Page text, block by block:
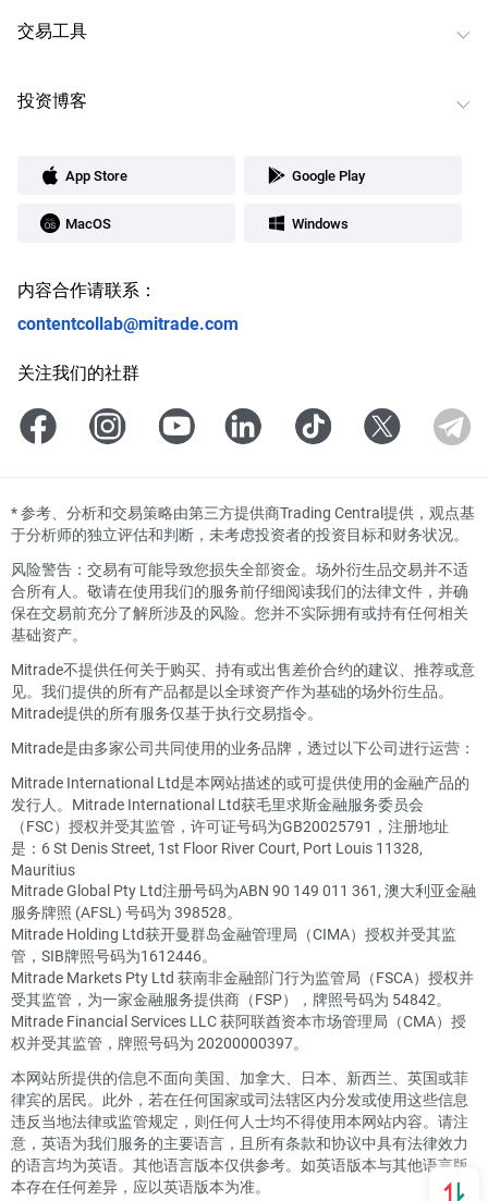
交易工具
投资博客
App Store Google Play
MacOS Windows
内容合作请联系：
contentcollab@mitrade.com
关注我们的社群
*参考、分析和交易策略由第三方提供商Trading Central提供，观点基
于分析师的独立评估和判断，未考虑投资者的投资目标和财务状况。
风险警告：交易有可能导致您损失全部资金。场外衍生品交易并不适
合所有人。敬请在使用我们的服务前仔细阅读我们的法律文件，并确
保在交易前充分了解所涉及的风险。您并不实际拥有或持有任何相关
基础资产。
Mitrade不提供任何关于购买、持有或出售差价合约的建议、推荐或意
见。我们提供的所有产品都是以全球资产作为基础的场外衍生品。
Mitrade提供的所有服务仅基于执行交易指令。
Mitrade是由多家公司共同使用的业务品牌，透过以下公司进行运营：
Mitrade International Ltd是本网站描述的或可提供使用的金融产品的
发行人。Mitrade International Ltd获毛里求斯金融服务委员会
（FSC）授权并受其监管，许可证号码为GB20025791，注册地址
是：6 St Denis Street, 1st Floor River Court, Port Louis 11328,
Mauritius
Mitrade Global Pty Ltd注册号码为ABN 90 149 011 361, 澳大利亚金融
服务牌照 (AFSL) 号码为 398528。
Mitrade Holding Ltd获开曼群岛金融管理局（CIMA）授权并受其监
管，SIB牌照号码为1612446。
Mitrade Markets Pty Ltd 获南非金融部门行为监管局（FSCA）授权并
受其监管，为一家金融服务提供商（FSP），牌照号码为 54842。
Mitrade Financial Services LLC 获阿联酋资本市场管理局（CMA）授
权并受其监管，牌照号码为 20200000397。
本网站所提供的信息不面向美国、加拿大、日本、新西兰、英国或菲
律宾的居民。此外，若在任何国家或司法辖区内分发或使用这些信息
违反当地法律或监管规定，则任何人士均不得使用本网站内容。请注
意，英语为我们服务的主要语言，且所有条款和协议中具有法律效力
的语言均为英语。其他语言版本仅供参考。如英语版本与其他语言版
本存在任何差异，应以英语版本为准。